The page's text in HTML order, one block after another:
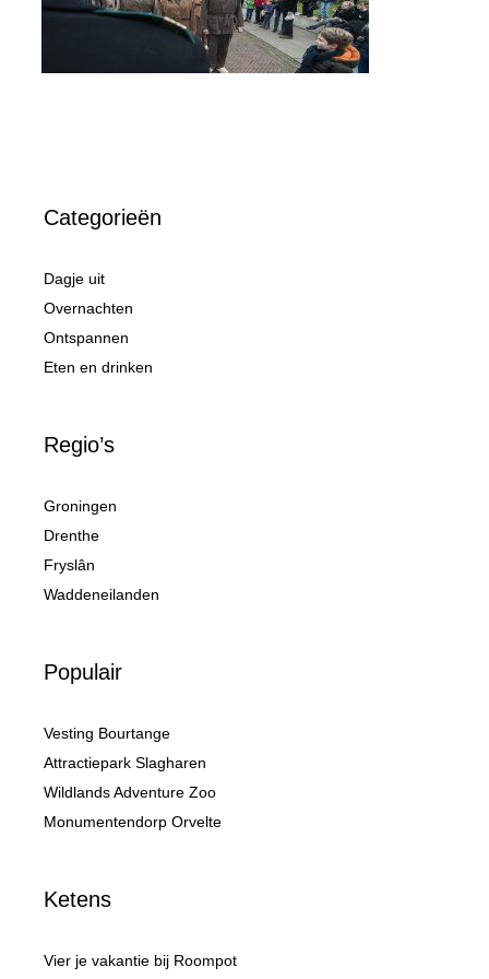
Categorieën
Dagje uit
Overnachten
Ontspannen
Eten en drinken
Regio’s
Groningen
Drenthe
Fryslân
Waddeneilanden
Populair
Vesting Bourtange
Attractiepark Slagharen
Wildlands Adventure Zoo
Monumentendorp Orvelte
Ketens
Vier je vakantie bij Roompot